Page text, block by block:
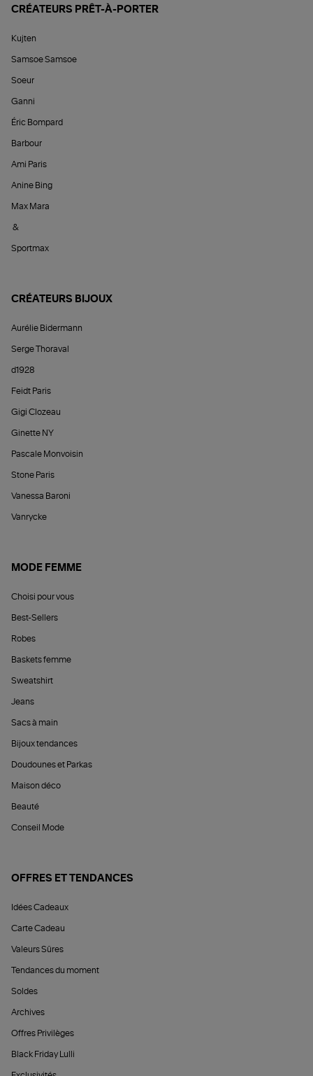
CRÉATEURS PRÊT-À-PORTER
Kujten
Samsoe Samsoe
Soeur
Ganni
Éric Bompard
Barbour
Ami Paris
Anine Bing
Max Mara
&
Sportmax
CRÉATEURS BIJOUX
Aurélie Bidermann
Serge Thoraval
d1928
Feidt Paris
Gigi Clozeau
Ginette NY
Pascale Monvoisin
Stone Paris
Vanessa Baroni
Vanrycke
MODE FEMME
Choisi pour vous
Best-Sellers
Robes
Baskets femme
Sweatshirt
Jeans
Sacs à main
Bijoux tendances
Doudounes et Parkas
Maison déco
Beauté
Conseil Mode
OFFRES ET TENDANCES
Idées Cadeaux
Carte Cadeau
Valeurs Sûres
Tendances du moment
Soldes
Archives
Offres Privilèges
Black Friday Lulli